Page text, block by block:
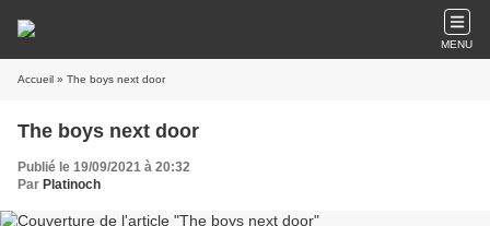
MENU
Accueil » The boys next door
The boys next door
Publié le 19/09/2021 à 20:32
Par Platinoch